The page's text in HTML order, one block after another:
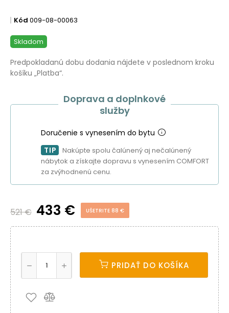
Kód 009-08-00063
Skladom
Predpokladanú dobu dodania nájdete v poslednom kroku
košíku „Platba“.
Doprava a doplnkové
služby
Doručenie s vynesením do bytu
TIP
Nakúpte spolu čalúnený aj nečalúnený
nábytok a získajte dopravu s vynesením COMFORT
za zvýhodnenú cenu.
521 € 433 € UŠETRITE 88 €
PRIDAŤ DO KOŠÍKA